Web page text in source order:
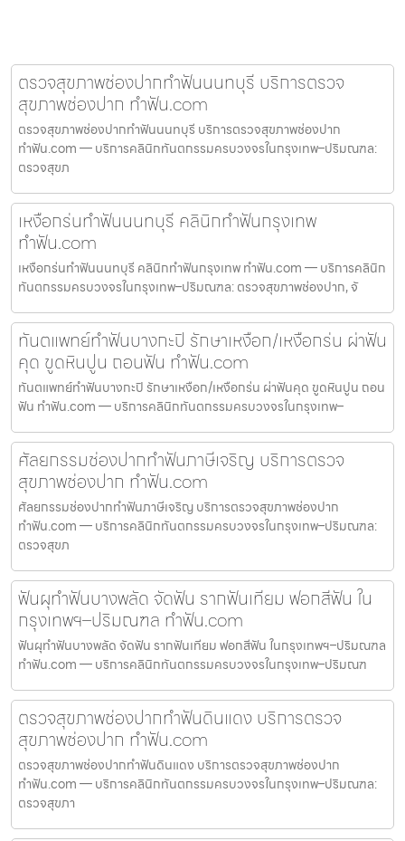
ตรวจสุขภาพช่องปากทำฟันนนทบุรี บริการตรวจ
สุขภาพช่องปาก ทำฟัน.com
ตรวจสุขภาพช่องปากทำฟันนนทบุรี บริการตรวจสุขภาพช่องปาก
ทำฟัน.com — บริการคลินิกทันตกรรมครบวงจรในกรุงเทพ–ปริมณฑล:
ตรวจสุขภ
เหงือกร่นทำฟันนนทบุรี คลินิกทำฟันกรุงเทพ
ทำฟัน.com
เหงือกร่นทำฟันนนทบุรี คลินิกทำฟันกรุงเทพ ทำฟัน.com — บริการคลินิก
ทันตกรรมครบวงจรในกรุงเทพ–ปริมณฑล: ตรวจสุขภาพช่องปาก, จั
ทันตแพทย์ทำฟันบางกะปิ รักษาเหงือก/เหงือกร่น ผ่าฟัน
คุด ขูดหินปูน ถอนฟัน ทำฟัน.com
ทันตแพทย์ทำฟันบางกะปิ รักษาเหงือก/เหงือกร่น ผ่าฟันคุด ขูดหินปูน ถอน
ฟัน ทำฟัน.com — บริการคลินิกทันตกรรมครบวงจรในกรุงเทพ–
ศัลยกรรมช่องปากทำฟันภาษีเจริญ บริการตรวจ
สุขภาพช่องปาก ทำฟัน.com
ศัลยกรรมช่องปากทำฟันภาษีเจริญ บริการตรวจสุขภาพช่องปาก
ทำฟัน.com — บริการคลินิกทันตกรรมครบวงจรในกรุงเทพ–ปริมณฑล:
ตรวจสุขภ
ฟันผุทำฟันบางพลัด จัดฟัน รากฟันเทียม ฟอกสีฟัน ใน
กรุงเทพฯ–ปริมณฑล ทำฟัน.com
ฟันผุทำฟันบางพลัด จัดฟัน รากฟันเทียม ฟอกสีฟัน ในกรุงเทพฯ–ปริมณฑล
ทำฟัน.com — บริการคลินิกทันตกรรมครบวงจรในกรุงเทพ–ปริมณฑ
ตรวจสุขภาพช่องปากทำฟันดินแดง บริการตรวจ
สุขภาพช่องปาก ทำฟัน.com
ตรวจสุขภาพช่องปากทำฟันดินแดง บริการตรวจสุขภาพช่องปาก
ทำฟัน.com — บริการคลินิกทันตกรรมครบวงจรในกรุงเทพ–ปริมณฑล:
ตรวจสุขภา